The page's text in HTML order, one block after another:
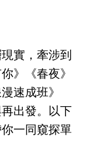
實，牽涉到
》《春夜》
速成班》
出發。以下
一同窺探單